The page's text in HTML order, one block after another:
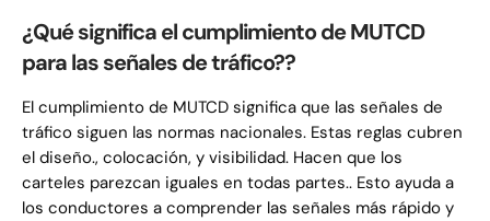
¿Qué significa el cumplimiento de MUTCD
para las señales de tráfico??
El cumplimiento de MUTCD significa que las señales de
tráfico siguen las normas nacionales. Estas reglas cubren
el diseño., colocación, y visibilidad. Hacen que los
carteles parezcan iguales en todas partes.. Esto ayuda a
los conductores a comprender las señales más rápido y